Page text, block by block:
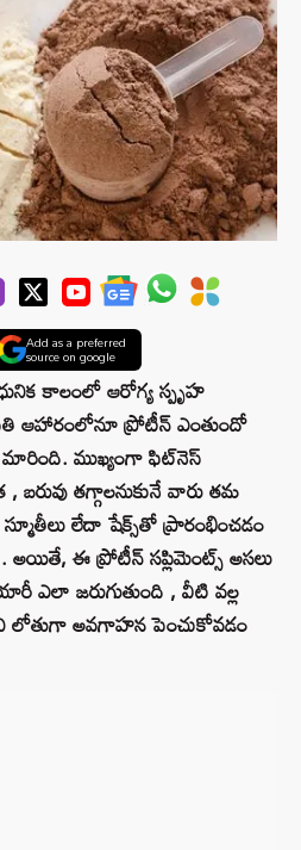
Add as a preferred
source on google
కాలంలో ఆరోగ్య స్పృహ
ఆహారంలోనూ ప్రోటీన్ ఎంతుందో
ముఖ్యంగా ఫిట్‌నెస్
బరువు తగ్గాలనుకునే వారు తమ
లేదా షేక్స్‌తో ప్రారంభించడం
ఈ ప్రోటీన్ సప్లిమెంట్స్ అసలు
ఎలా జరుగుతుంది , వీటి వల్ల
లోతుగా అవగాహన పెంచుకోవడం